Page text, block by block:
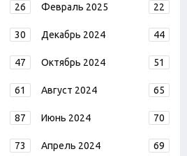
26 Февраль 2025 22
30 Декабрь 2024 44
47 Октябрь 2024 51
61 Август 2024 65
87 Июнь 2024 70
73 Апрель 2024 69